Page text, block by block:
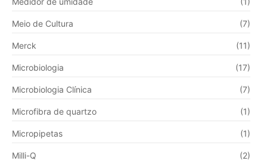
Meio de Cultura (7)
Merck (11)
Microbiologia (17)
Microbiologia Clínica (7)
Microfibra de quartzo (1)
Micropipetas (1)
Milli-Q (2)